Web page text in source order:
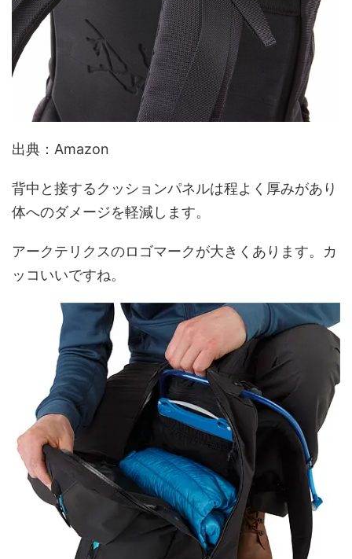
出典：Amazon
背中と接するクッションパネルは程よく厚みがあり
体へのダメージを軽減します。
アークテリクスのロゴマークが大きくあります。カ
ッコいいですね。